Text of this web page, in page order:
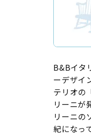
B&Bイタ
ーデザイ
テリオの
リーニが
リーニの
紀になっ